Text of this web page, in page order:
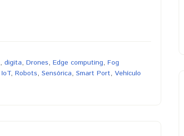
, digita, Drones, Edge computing, Fog
IoT, Robots, Sensórica, Smart Port, Vehículo